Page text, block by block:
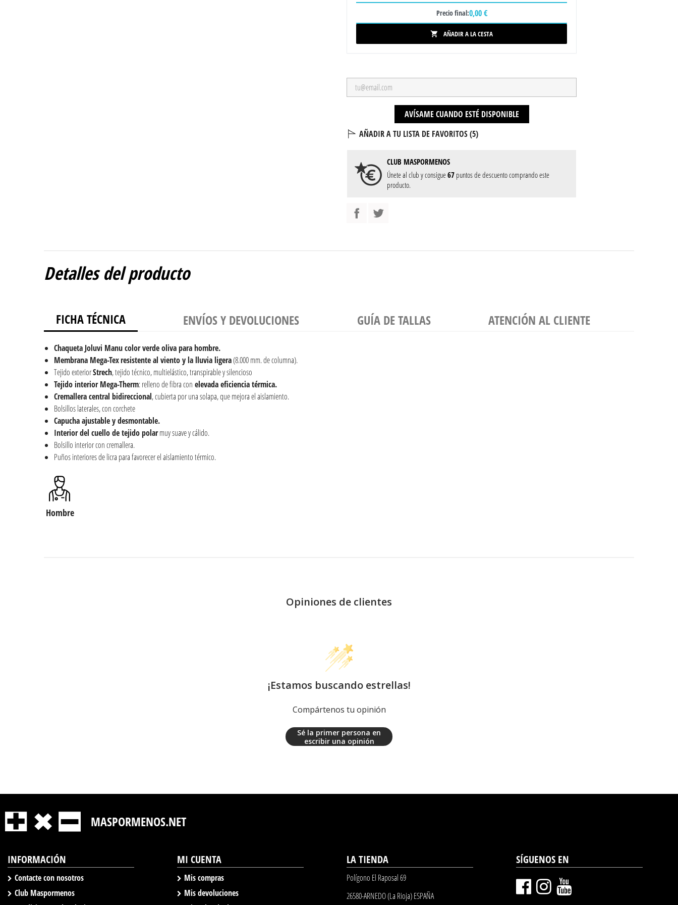
Precio final:0,00 €
 AÑADIR A LA CESTA
AVÍSAME CUANDO ESTÉ DISPONIBLE
AÑADIR A TU LISTA DE FAVORITOS (5)
CLUB MASPORMENOS
Únete al club y consigue67puntos de descuento comprando este
producto.
Detalles del producto
FICHA TÉCNICA ENVÍOS Y DEVOLUCIONES GUÍA DE TALLAS ATENCIÓN AL CLIENTE
Chaqueta Joluvi Manu color verde oliva para hombre.
Membrana Mega-Texresistente al viento y la lluvia ligera(8.000 mm. de columna).
Tejido exteriorStrech, tejido técnico, multielástico, transpirable y silencioso
Tejido interior Mega-Therm: relleno de fibra con elevada eficiencia térmica.
Cremallera central bidireccional, cubierta por una solapa, que mejora el aislamiento.
Bolsillos laterales, con corchete
Capucha ajustable y desmontable.
Interior del cuello de tejido polarmuy suave y cálido.
Bolsillo interior con cremallera.
Puños interiores de licra para favorecer el aislamiento térmico.
Hombre
Opiniones de clientes
¡Estamos buscando estrellas!
Compártenos tu opinión
Sé la primer persona en
escribir una opinión
MASPORMENOS.NET
INFORMACIÓN
Contacte con nosotros
Club Maspormenos
MI CUENTA
Mis compras
Mis devoluciones
LA TIENDA
Polígono El Raposal 69
26580-ARNEDO (La Rioja) ESPAÑA
SÍGUENOS EN